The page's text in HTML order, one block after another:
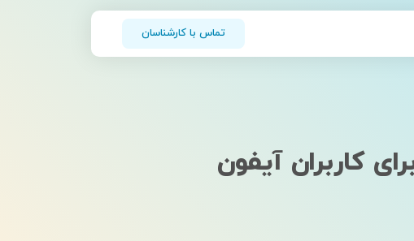
تماس با کارشناسان